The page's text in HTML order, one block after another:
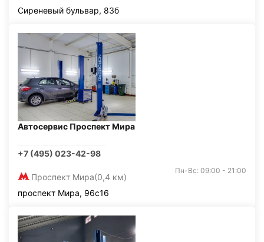
Сиреневый бульвар, 83б
Автосервис Проспект Мира
+7 (495) 023-42-98
Проспект Мира(0,4 км)
Пн-Вс: 09:00 - 21:00
проспект Мира, 96с16